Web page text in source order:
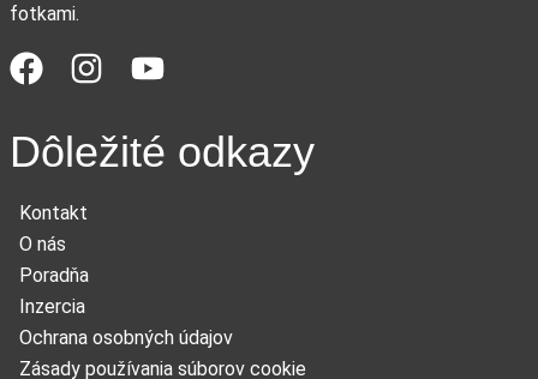
fotkami.
Dôležité odkazy
Kontakt
O nás
Poradňa
Inzercia
Ochrana osobných údajov
Zásady používania súborov cookie